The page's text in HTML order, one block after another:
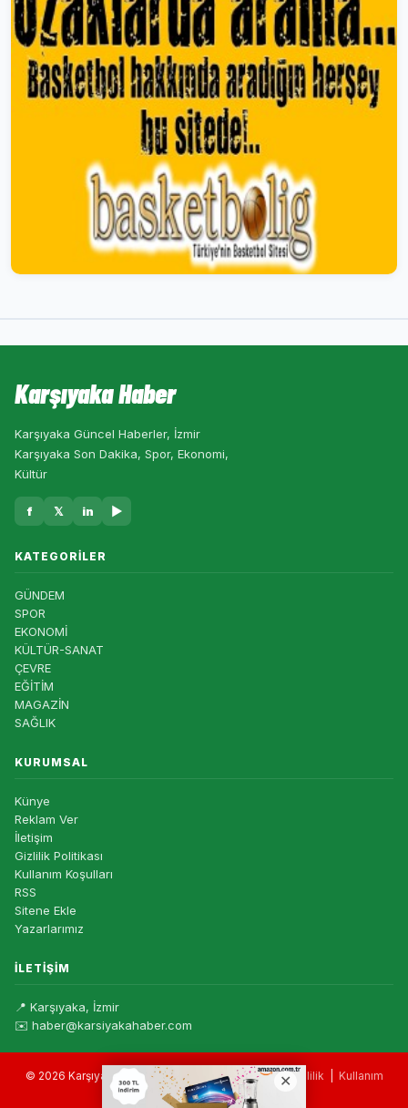
Karşıyaka Haber
Karşıyaka Güncel Haberler, İzmir
Karşıyaka Son Dakika, Spor, Ekonomi,
Kültür
f 𝕏 in ▶
KATEGORILER
GÜNDEM
SPOR
EKONOMİ
KÜLTÜR-SANAT
ÇEVRE
EĞİTİM
MAGAZİN
SAĞLIK
KURUMSAL
Künye
Reklam Ver
İletişim
Gizlilik Politikası
Kullanım Koşulları
RSS
Sitene Ekle
Yazarlarımız
İLETIŞIM
📍 Karşıyaka, İzmir
✉️ haber@karsiyakahaber.com
© 2026 Karşıyaka Haber — Tüm hakları saklıdır. |Gizlilik
Kullanım
Koşulları